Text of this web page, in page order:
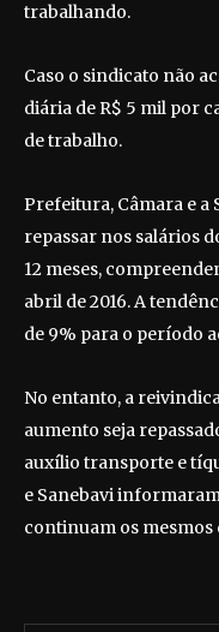
trabalhando.
Caso o sindicato não
diária de R$ 5 mil por
de trabalho.
Prefeitura, Câmara e a
repassar nos salários
12 meses,
abril de 2016. A
de 9% para o período
No entanto, a
aumento seja
auxílio transporte e
e Sanebavi
continuam os mesmos